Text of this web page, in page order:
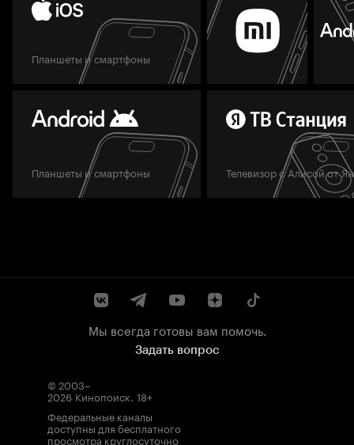
Планшеты и смартфоны
Планшеты и смартфоны Телевизор с Алисой от
Мы всегда готовы вам помочь.
Задать вопрос
© 2003–
2026 Кинопоиск. 18+
Федеральные каналы
доступны для бесплатного
просмотра круглосуточно